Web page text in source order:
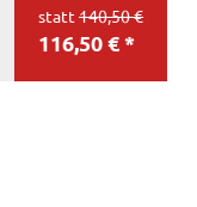
statt 140,50 €
116,50 € *